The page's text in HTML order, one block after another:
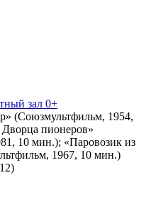
зал 0+
(Союзмультфильм, 1954,
пионеров»
10 мин.); «Паровозик из
1967, 10 мин.)